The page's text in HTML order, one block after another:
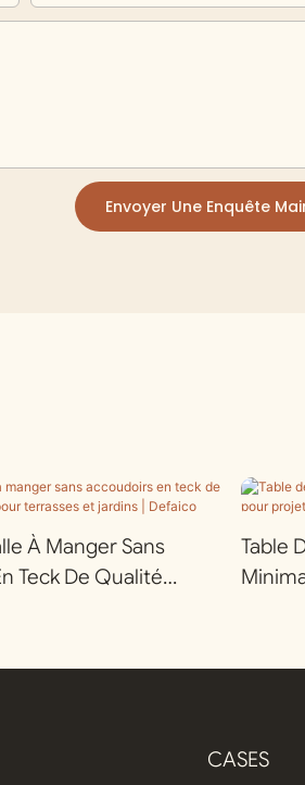
Envoyer Une Enquête
À Manger Sans
Teck De Qualité
Table
CASES